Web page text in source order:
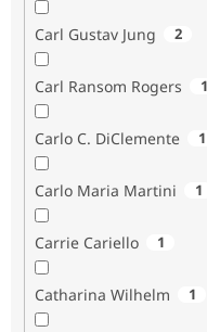
Carl Gustav Jung 2
Carl Ransom Rogers 1
Carlo C. DiClemente 1
Carlo Maria Martini 1
Carrie Cariello 1
Catharina Wilhelm 1